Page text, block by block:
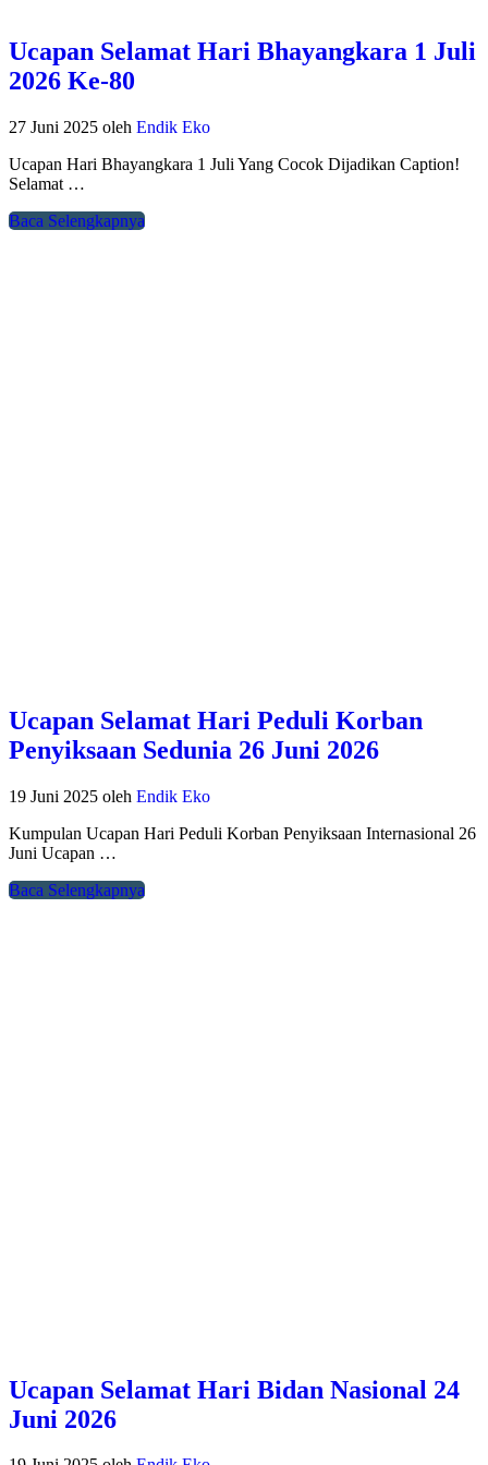
Ucapan Selamat Hari Bhayangkara 1 Juli
2026 Ke-80
27 Juni 2025 oleh Endik Eko
Ucapan Hari Bhayangkara 1 Juli Yang Cocok Dijadikan Caption!
Selamat …
Baca Selengkapnya
Ucapan Selamat Hari Peduli Korban
Penyiksaan Sedunia 26 Juni 2026
19 Juni 2025 oleh Endik Eko
Kumpulan Ucapan Hari Peduli Korban Penyiksaan Internasional 26
Juni Ucapan …
Baca Selengkapnya
Ucapan Selamat Hari Bidan Nasional 24
Juni 2026